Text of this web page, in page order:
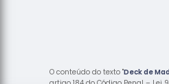
O conteúdo do texto "Deck de